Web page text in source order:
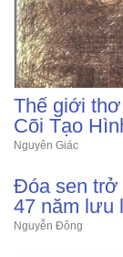
Thế giới
Cõi Tạo
Nguyên Giác
Đóa sen trở
47 năm lưu
Nguyễn Đông